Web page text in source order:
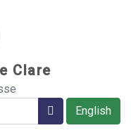
Clare
English
Rechercher